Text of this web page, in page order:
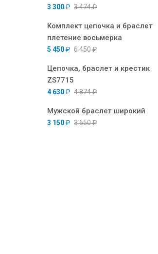
3 300₽ 3 474₽
Комплект цепочка и браслет
плетение восьмерка
5 450₽ 6 450₽
Цепочка, браслет и крестик
ZS7715
4 630₽ 4 874₽
Мужской браслет широкий
3 150₽ 3 650₽